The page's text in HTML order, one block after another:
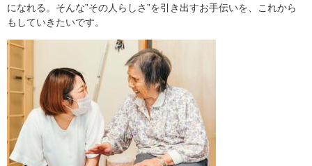
になれる。そんな”その人らしさ”を引き出すお手伝いを、これから
もしていきたいです。